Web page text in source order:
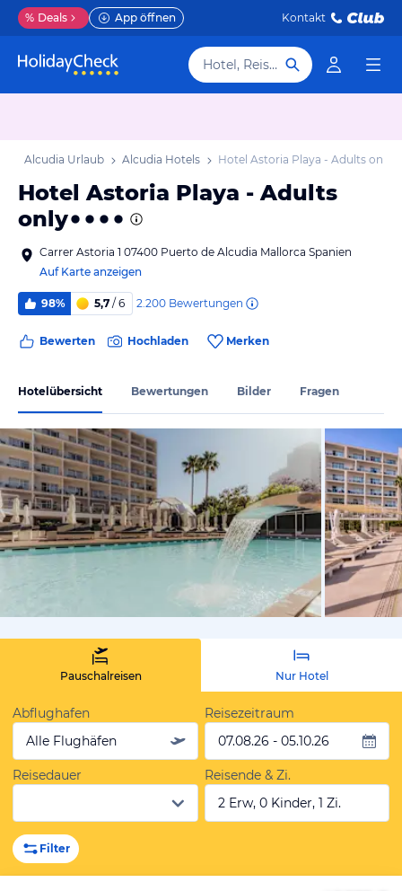
% Deals App öffnen Kontakt
Hotel, Reiseziel
Alcudia Urlaub Alcudia Hotels Hotel Astoria Playa - Adults only
Hotel Astoria Playa - Adults
only
Carrer Astoria 1 07400 Puerto de Alcudia Mallorca Spanien
Auf Karte anzeigen
98% 5,7 / 6 2.200 Bewertungen
Bewerten Hochladen Merken
Hotelübersicht Bewertungen Bilder Fragen
vom
Pauschalreisen Nur Hotel
Abflughafen
Alle Flughäfen
Reisezeitraum
07.08.26 - 05.10.26
Reisedauer
Reisende & Zi.
2 Erw, 0 Kinder, 1 Zi.
Filter